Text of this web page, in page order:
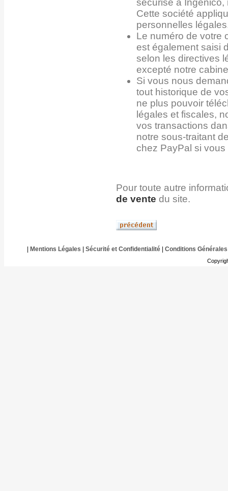
sécurisé à Ingenico,
Cette société
personnelles
Le numéro de votre
est également saisi
selon les directives
excepté notre
Si vous nous
tout historique de
ne plus pouvoir
légales et fiscales,
vos transactions
notre sous-traitant
chez PayPal si
Pour toute autre
de vente du site.
Mentions Légales Sécurité et Confidentialité| Conditions Générales